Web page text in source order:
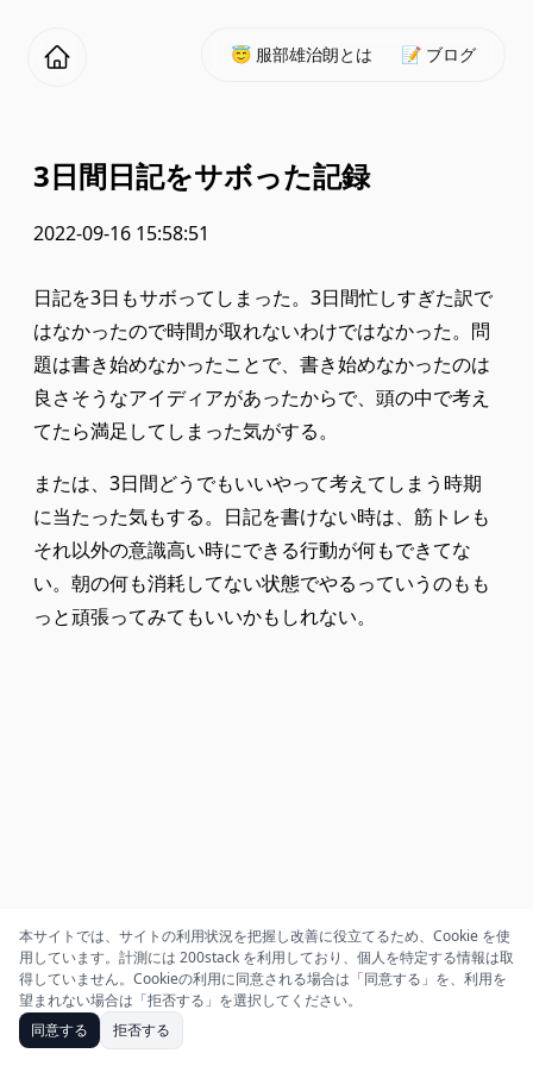
😇 服部雄治朗とは 📝 ブログ
3日間日記をサボった記録
2022-09-16 15:58:51
日記を3日もサボってしまった。3日間忙しすぎた訳で
はなかったので時間が取れないわけではなかった。問
題は書き始めなかったことで、書き始めなかったのは
良さそうなアイディアがあったからで、頭の中で考え
てたら満足してしまった気がする。
または、3日間どうでもいいやって考えてしまう時期
に当たった気もする。日記を書けない時は、筋トレも
それ以外の意識高い時にできる行動が何もできてな
い。朝の何も消耗してない状態でやるっていうのもも
っと頑張ってみてもいいかもしれない。
本サイトでは、サイトの利用状況を把握し改善に役立てるため、Cookie を使
用しています。計測には 200stack を利用しており、個人を特定する情報は取
得していません。Cookieの利用に同意される場合は「同意する」を、利用を
望まれない場合は「拒否する」を選択してください。
同意する
拒否する